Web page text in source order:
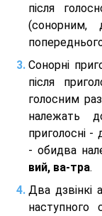
після
(сонорним,
Сонорні
після
голосним
належать
приголосні -
- обидва
вий, ва-тра.
Два дзвінкі
наступного